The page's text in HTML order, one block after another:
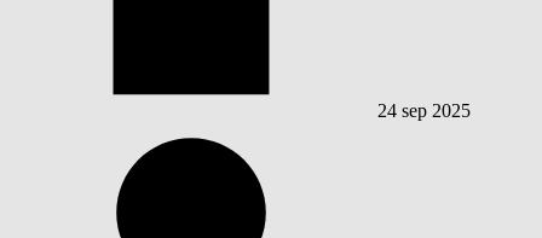
24 sep 2025